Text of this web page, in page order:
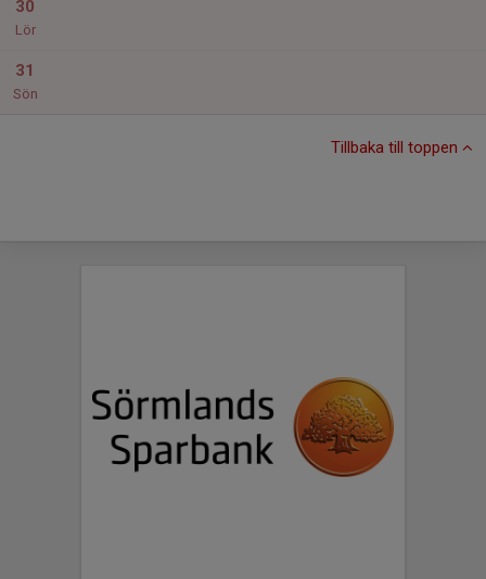
30
Lör
31
Sön
Tillbaka till toppen